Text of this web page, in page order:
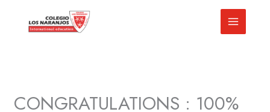
CONGRATULATIONS : 100%